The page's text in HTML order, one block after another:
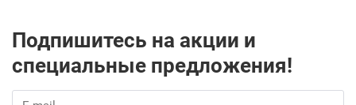
Подпишитесь на акции и
специальные предложения!